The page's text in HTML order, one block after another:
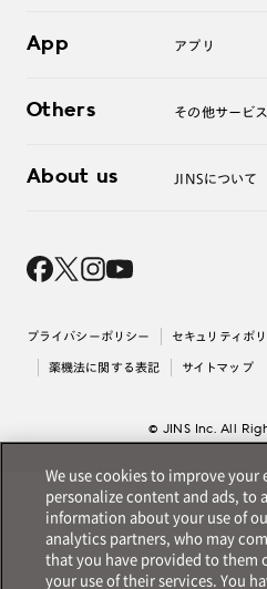
よくあるご質問
お問い合わせ
App アプリ
Others その他サービス
レンズ交換
About us JINSについて
採用情報
出店について
プライバシーポリシー セキュリティポ
薬機法に関する表記 サイトマップ
© JINS Inc. All
We use cookies to improve
personalize content and ads, to
information about your use of
analytics partners, who may
that you have provided to them
your use of their services. You